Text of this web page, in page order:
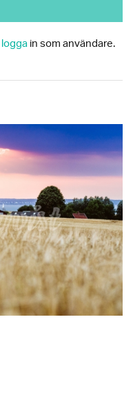
logga in som användare.